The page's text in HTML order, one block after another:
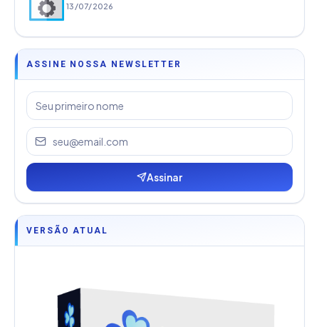
13/07/2026
ASSINE NOSSA NEWSLETTER
Assinar
VERSÃO ATUAL